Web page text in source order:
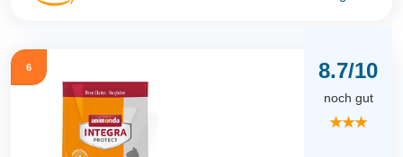
6 8.7/10
noch gut
★★★